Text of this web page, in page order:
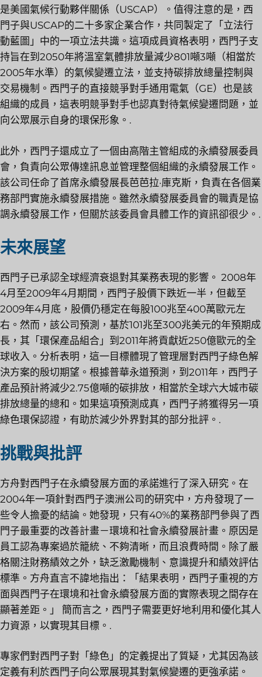
是美國氣候行動夥伴關係（USCAP）。值得注意的是，西
門子與USCAP的二十多家企業合作，共同製定了「立法行
動藍圖」中的一項立法共識。這項成員資格表明，西門子支
持旨在到2050年將溫室氣體排放量減少801噸3噸（相當於
2005年水準）的氣候變遷立法，並支持碳排放總量控制與
交易機制。西門子的直接競爭對手通用電氣（GE）也是該
組織的成員，這表明競爭對手也認真對待氣候變遷問題，並
向公眾展示自身的環保形象。.
此外，西門子還成立了一個由高階主管組成的永續發展委員
會，負責向公眾傳達訊息並管理整個組織的永續發展工作。
該公司任命了首席永續發展長芭芭拉·庫克斯，負責在各個業
務部門實施永續發展措施。雖然永續發展委員會的職責是協
調永續發展工作，但關於該委員會具體工作的資訊卻很少。.
未來展望
西門子已承認全球經濟衰退對其業務表現的影響。 2008年
4月至2009年4月期間，西門子股價下跌近一半，但截至
2009年4月底，股價仍穩定在每股100兆至400萬歐元左
右。然而，該公司預測，基於101兆至300兆美元的年預期成
長，其「環保產品組合」到2011年將貢獻近250億歐元的全
球收入。分析表明，這一目標體現了管理層對西門子綠色解
決方案的殷切期望。根據普華永道預測，到2011年，西門子
產品預計將減少2.75億噸的碳排放，相當於全球六大城市碳
排放總量的總和。如果這項預測成真，西門子將獲得另一項
綠色環保認證，有助於減少外界對其的部分批評。.
挑戰與批評
方舟對西門子在永續發展方面的承諾進行了深入研究。在
2004年一項針對西門子澳洲公司的研究中，方舟發現了一
些令人擔憂的結論。她發現，只有40%的業務部門參與了西
門子最重要的改善計畫－環境和社會永續發展計畫。原因是
員工認為專案過於籠統、不夠清晰，而且浪費時間。除了嚴
格關注財務績效之外，缺乏激勵機制、意識提升和績效評估
標準。方舟直言不諱地指出：「結果表明，西門子重視的方
面與西門子在環境和社會永續發展方面的實際表現之間存在
顯著差距。」 簡而言之，西門子需要更好地利用和優化其人
力資源，以實現其目標。.
專家們對西門子對「綠色」的定義提出了質疑，尤其因為該
定義有利於西門子向公眾展現其對氣候變遷的更強承諾。